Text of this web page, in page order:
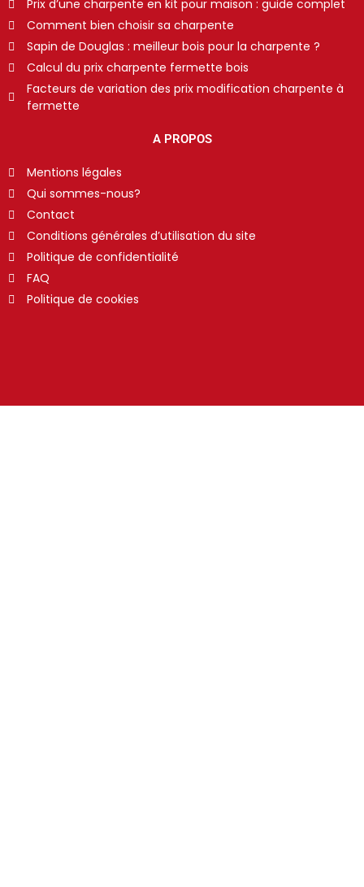
Prix d’une charpente en kit pour maison : guide complet
Comment bien choisir sa charpente
Sapin de Douglas : meilleur bois pour la charpente ?
Calcul du prix charpente fermette bois
Facteurs de variation des prix modification charpente à
fermette
A PROPOS
Mentions légales
Qui sommes-nous?
Contact
Conditions générales d’utilisation du site
Politique de confidentialité
FAQ
Politique de cookies